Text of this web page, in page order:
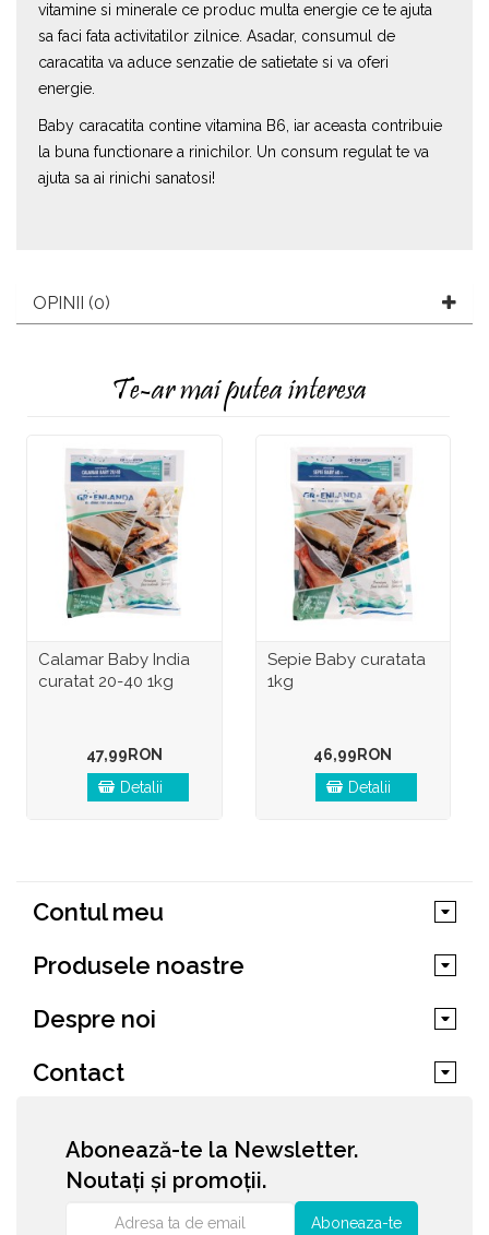
vitamine si minerale ce produc multa energie ce te ajuta
sa faci fata activitatilor zilnice. Asadar, consumul de
caracatita va aduce senzatie de satietate si va oferi
energie.
Baby caracatita contine vitamina B6, iar aceasta contribuie
la buna functionare a rinichilor. Un consum regulat te va
ajuta sa ai rinichi sanatosi!
OPINII (0)
Te-ar mai putea interesa
Calamar Baby India
curatat 20-40 1kg
47,99RON
Detalii
Sepie Baby curatata
1kg
46,99RON
Detalii
Contul meu
Produsele noastre
Despre noi
Contact
Abonează-te la Newsletter.
Noutați și promoții.
Aboneaza-te